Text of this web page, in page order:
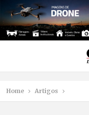
Home Artigos